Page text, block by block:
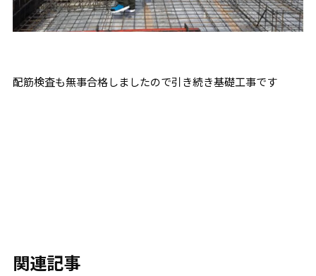
配筋検査も無事合格しましたので引き続き基礎工事です
関連記事